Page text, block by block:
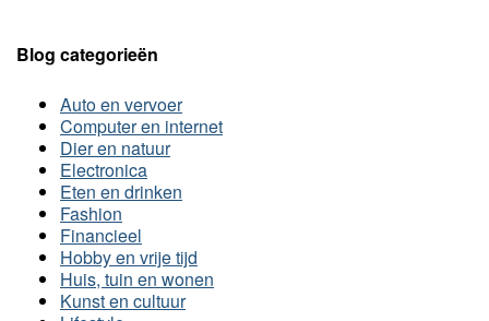
Blog categorieën
Auto en vervoer
Computer en internet
Dier en natuur
Electronica
Eten en drinken
Fashion
Financieel
Hobby en vrije tijd
Huis, tuin en wonen
Kunst en cultuur